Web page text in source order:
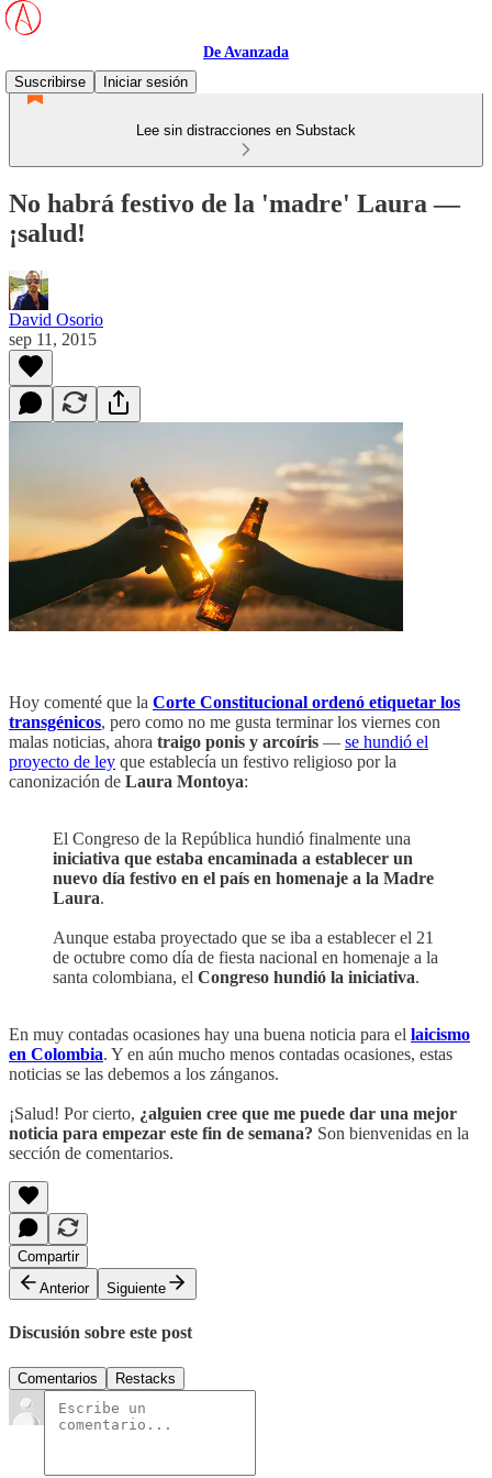
De Avanzada
Suscribirse
Iniciar sesión
Lee sin distracciones en Substack
No habrá festivo de la 'madre' Laura —
¡salud!
David Osorio
sep 11, 2015
Hoy comenté que la Corte Constitucional ordenó etiquetar los
transgénicos, pero como no me gusta terminar los viernes con
malas noticias, ahora traigo ponis y arcoíris — se hundió el
proyecto de ley que establecía un festivo religioso por la
canonización de Laura Montoya:
El Congreso de la República hundió finalmente una
iniciativa que estaba encaminada a establecer un
nuevo día festivo en el país en homenaje a la Madre
Laura.
Aunque estaba proyectado que se iba a establecer el 21
de octubre como día de fiesta nacional en homenaje a la
santa colombiana, el Congreso hundió la iniciativa.
En muy contadas ocasiones hay una buena noticia para el laicismo
en Colombia. Y en aún mucho menos contadas ocasiones, estas
noticias se las debemos a los zánganos.
¡Salud! Por cierto, ¿alguien cree que me puede dar una mejor
noticia para empezar este fin de semana? Son bienvenidas en la
sección de comentarios.
Compartir
Anterior
Siguiente
Discusión sobre este post
Comentarios Restacks